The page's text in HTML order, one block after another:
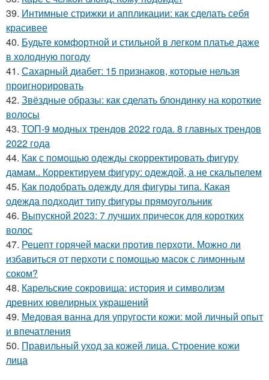
39. Интимные стрижки и аппликации: как сделать себя
красивее
40. Будьте комфортной и стильной в легком платье даже
в холодную погоду
41. Сахарный диабет: 15 признаков, которые нельзя
проигнорировать
42. Звёздные образы: как сделать блондинку на короткие
волосы
43. ТОП-9 модных трендов 2022 года. 8 главных трендов
2022 года
44. Как с помощью одежды скорректировать фигуру
дамам.. Корректируем фигуру: одеждой, а не скальпелем
45. Как подобрать одежду для фигуры типа. Какая
одежда подходит типу фигуры прямоугольник
46. Выпускной 2023: 7 лучших причесок для коротких
волос
47. Рецепт горячей маски против перхоти. Можно ли
избавиться от перхоти с помощью масок с лимонным
соком?
48. Карельские сокровища: история и символизм
древних ювелирных украшений
49. Медовая ванна для упругости кожи: мой личный опыт
и впечатления
50. Правильный уход за кожей лица. Строение кожи
лица